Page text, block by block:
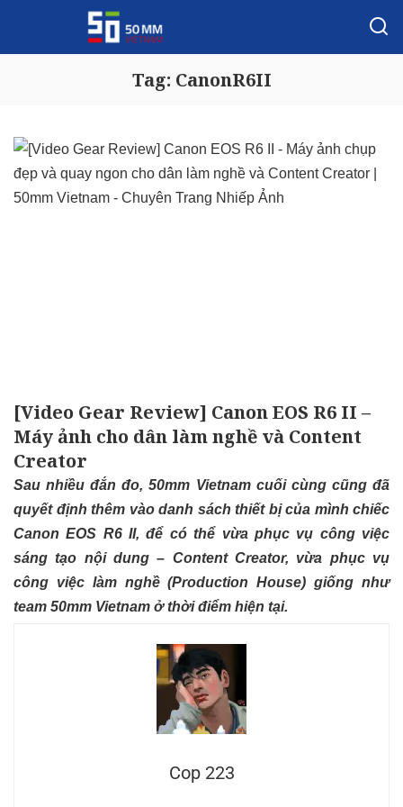
Tag: CanonR6II
[Video Gear Review] Canon EOS R6 II –
Máy ảnh cho dân làm nghề và Content
Creator
Sau nhiều đắn đo, 50mm Vietnam cuối cùng cũng đã
quyết định thêm vào danh sách thiết bị của mình chiếc
Canon EOS R6 II, để có thể vừa phục vụ công việc
sáng tạo nội dung – Content Creator, vừa phục vụ
công việc làm nghề (Production House) giống như
team 50mm Vietnam ở thời điểm hiện tại.
Cop 223